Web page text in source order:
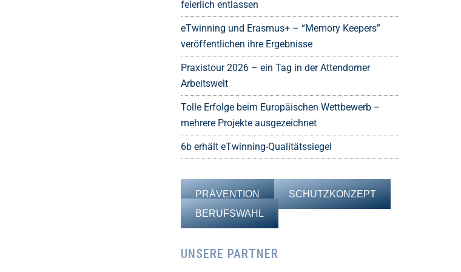
feierlich entlassen
eTwinning und Erasmus+ – “Memory Keepers”
veröffentlichen ihre Ergebnisse
Praxistour 2026 – ein Tag in der Attendorner
Arbeitswelt
Tolle Erfolge beim Europäischen Wettbewerb –
mehrere Projekte ausgezeichnet
6b erhält eTwinning-Qualitätssiegel
PRÄVENTION
SCHUTZKONZEPT
BERUFSWAHL
UNSERE PARTNER